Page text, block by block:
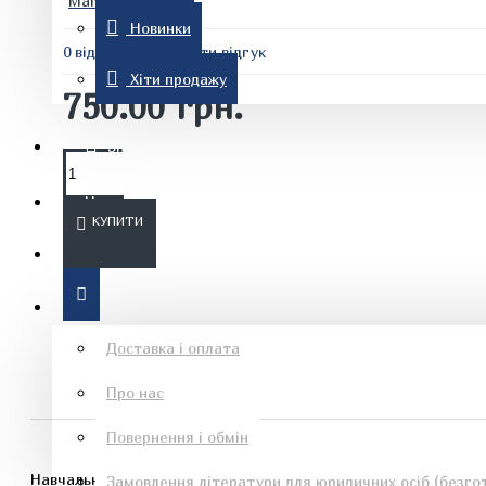
Комп'ютерна література
Новинки
Хіти продажу
Знижки
Новинки
Доставка і оплата
Про нас
Повернення і обмін
Замовлення літератури для юридичних осіб
0 відгуків Написати відгук
750.00 грн.
КУПИТИ
Навчальний посібник з навчальної дисципліни